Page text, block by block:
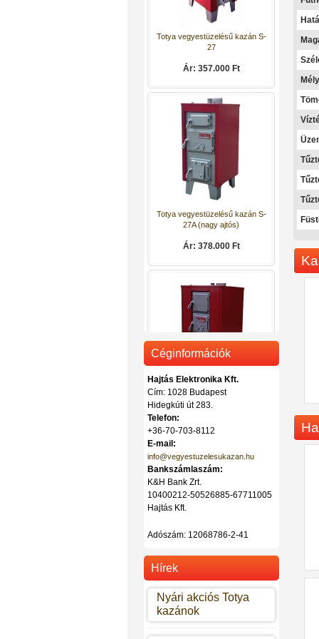
Totya vegyestüzelésű kazán S-
Totya vegyestüzelésű kazán S-
27A (nagy ajtós)
Totya vegyestüzelésű kazán DT-
Céginformációk
Hajtás Elektronika Kft.
Cím: 1028 Budapest
Hidegkúti út 283.
Telefon:
+36-70-703-8112
E-mail:
info@vegyestuzelesukazan.hu
Bankszámlaszám:
K&H Bank Zrt.
10400212-50526885-67711005
Hajtás Kft.
Adószám: 12068786-2-41
Hírek
Nyári akciós Totya
kazánok